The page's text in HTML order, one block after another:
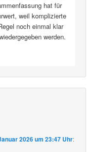
hat für
weil komplizierte
noch einmal klar
werden.
2026 um 23:47 Uhr: